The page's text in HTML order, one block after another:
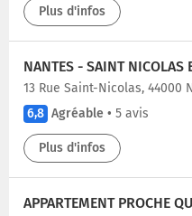
Plus d'infos
13 Rue Saint-Nicolas, 44000
6,8 Agréable • 5 avis
Plus d'infos